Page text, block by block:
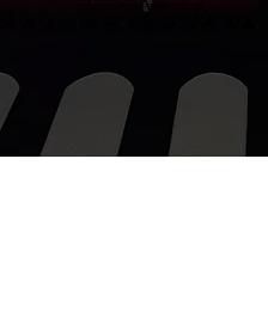
procurementgroovygroup@gmail.com